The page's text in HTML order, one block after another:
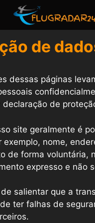
de
dessas páginas
declaração de
site geralmente é
exemplo, nome,
de forma voluntária,
expresso e não
salientar que a
ter falhas de